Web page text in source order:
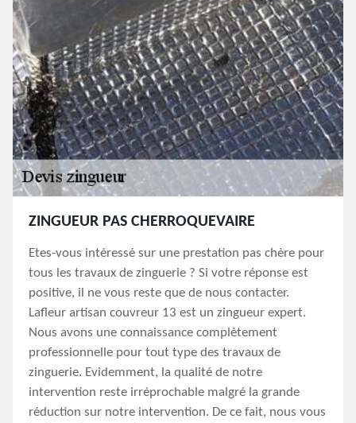
ZINGUEUR PAS CHERROQUEVAIRE
Etes-vous intéressé sur une prestation pas chère pour
tous les travaux de zinguerie ? Si votre réponse est
positive, il ne vous reste que de nous contacter.
Lafleur artisan couvreur 13 est un zingueur expert.
Nous avons une connaissance complètement
professionnelle pour tout type des travaux de
zinguerie. Evidemment, la qualité de notre
intervention reste irréprochable malgré la grande
réduction sur notre intervention. De ce fait, nous vous